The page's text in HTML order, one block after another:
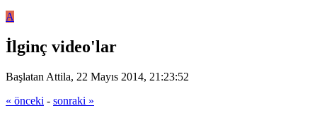
A
İlginç video'lar
Başlatan Attila, 22 Mayıs 2014, 21:23:52
« önceki - sonraki »